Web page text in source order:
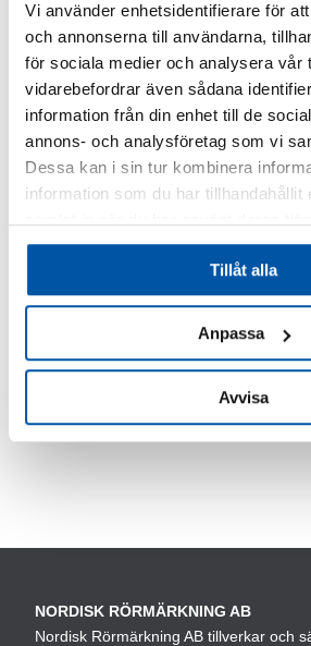
Vi använder enhetsidentifierare för
och annonserna till användarna,
för sociala medier och analysera vår
vidarebefordrar även sådana
information från din enhet till de
annons- och analysföretag som vi
Dessa kan i sin tur kombinera
information som du har tillhandahållit
Tillåt alla
Anpassa
Avvisa
Skylt / Tv/video bevakning
129,00 kr
Den
här
olika
produktsidan
Den
här
har
flera
olika
kan
väljas
på
Skylt / Området
kamerabevakas
Den
olika
NORDISK RÖRMÄRKNING AB
Nordisk Rörmärkning AB tillverkar och